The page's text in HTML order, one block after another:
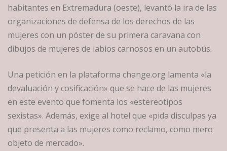
habitantes en Extremadura (oeste), levantó la ira de las
organizaciones de defensa de los derechos de las
mujeres con un póster de su primera caravana con
dibujos de mujeres de labios carnosos en un autobús.
Una petición en la plataforma change.org lamenta «la
devaluación y cosificación» que se hace de las mujeres
en este evento que fomenta los «estereotipos
sexistas». Además, exige al hotel que «pida disculpas ya
que presenta a las mujeres como reclamo, como mero
objeto de mercado».